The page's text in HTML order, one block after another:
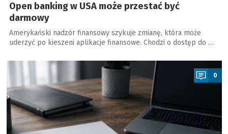
Open banking w USA może przestać być
darmowy
Amerykański nadzór finansowy szykuje zmianę, która może
uderzyć po kieszeni aplikacje finansowe. Chodzi o dostęp do …
a
0